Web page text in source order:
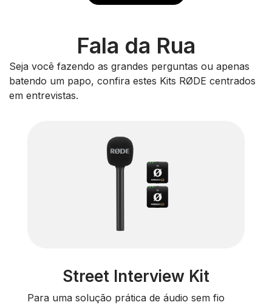
Fala da Rua
Seja você fazendo as grandes perguntas ou apenas
batendo um papo, confira estes Kits RØDE centrados
em entrevistas.
Street Interview Kit
Para uma solução prática de áudio sem fio